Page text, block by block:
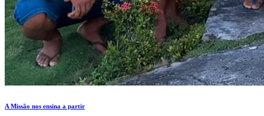
A Missão nos ensina a partir